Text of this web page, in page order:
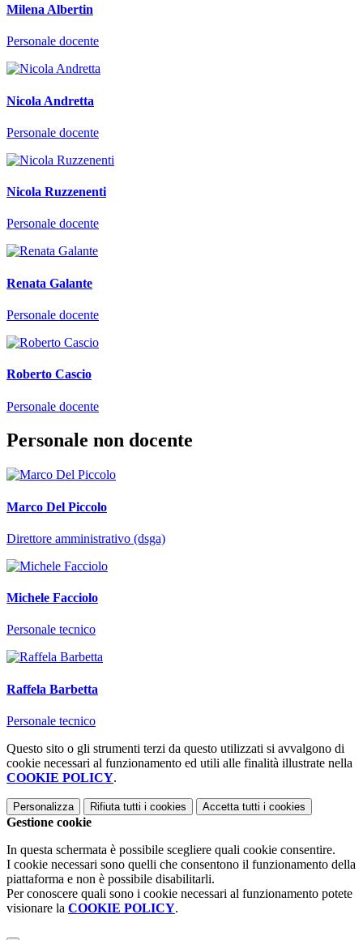
Milena Albertin
Personale docente
Nicola Andretta
Personale docente
Nicola Ruzzenenti
Personale docente
Renata Galante
Personale docente
Roberto Cascio
Personale docente
Personale non docente
Marco Del Piccolo
Direttore amministrativo (dsga)
Michele Facciolo
Personale tecnico
Raffela Barbetta
Personale tecnico
Questo sito o gli strumenti terzi da questo utilizzati si avvalgono di
cookie necessari al funzionamento ed utili alle finalità illustrate nella
COOKIE POLICY.
Personalizza Rifiuta tutti i cookies Accetta tutti i cookies
Gestione cookie
In questa schermata è possibile scegliere quali cookie consentire.
I cookie necessari sono quelli che consentono il funzionamento della
piattaforma e non è possibile disabilitarli.
Per conoscere quali sono i cookie necessari al funzionamento potete
visionare la COOKIE POLICY.